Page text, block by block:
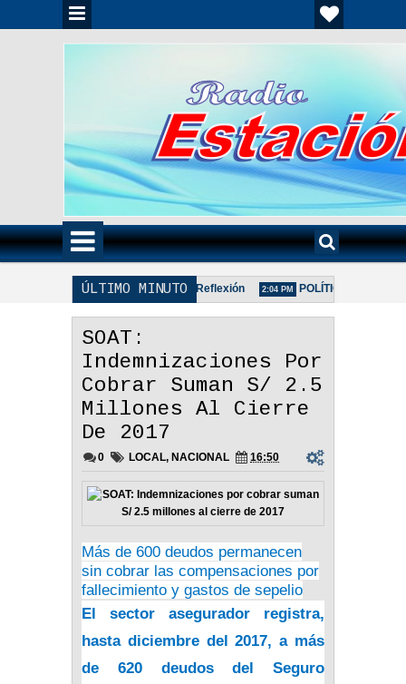
ÚLTIMO MINUTO
Regala Una Sonrisa - Reflexión 2:04 PM POLÍTICA DE
SOAT:
Indemnizaciones Por
Cobrar Suman S/ 2.5
Millones Al Cierre
De 2017
0 LOCAL, NACIONAL 16:50
Más de 600 deudos permanecen
sin cobrar las compensaciones por
fallecimiento y gastos de sepelio
El sector asegurador registra,
hasta diciembre del 2017, a más
de
620 deudosdel Seguro